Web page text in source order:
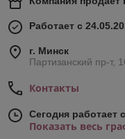
Работает с
г. Минск
Партизанский пр-т,
Контакты
Сегодня работает
Показать весь